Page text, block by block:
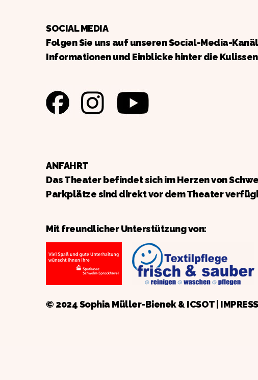
SOCIAL MEDIA
Folgen Sie uns auf unseren Social-Media-
Informationen und Einblicke hinter die
ANFAHRT
Das Theater befindet sich im Herzen von
Parkplätze sind direkt vor dem Theater
Mit freundlicher Unterstützung von:
© 2024 Sophia Müller-Bienek & ICSOT|